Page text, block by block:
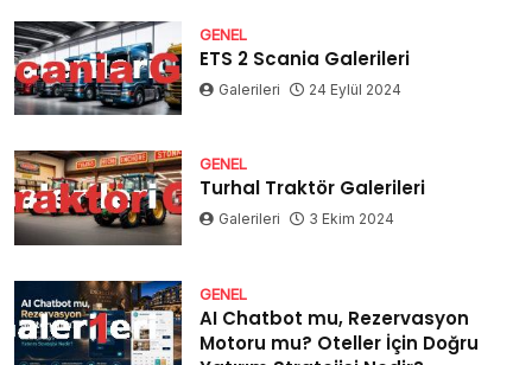
GENEL
ETS 2 Scania Galerileri
Galerileri 24 Eylül 2024
GENEL
Turhal Traktör Galerileri
Galerileri 3 Ekim 2024
GENEL
AI Chatbot mu, Rezervasyon
Motoru mu? Oteller İçin Doğru